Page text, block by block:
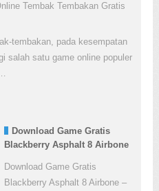
Tembak Tembakan Gratis
tembakan, pada kesempatan
salah satu game online populer
Download Game Gratis
Blackberry Asphalt 8 Airbone
Download Game Gratis
Blackberry Asphalt 8 Airbone –